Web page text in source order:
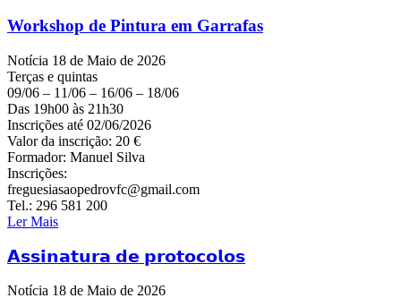
Workshop de Pintura em Garrafas
Notícia 18 de Maio de 2026
Terças e quintas
09/06 – 11/06 – 16/06 – 18/06
Das 19h00 às 21h30
Inscrições até 02/06/2026
Valor da inscrição: 20 €
Formador: Manuel Silva
Inscrições:
freguesiasaopedrovfc@gmail.com
Tel.: 296 581 200
Ler Mais
𝗔𝘀𝘀𝗶𝗻𝗮𝘁𝘂𝗿𝗮 𝗱𝗲 𝗽𝗿𝗼𝘁𝗼𝗰𝗼𝗹𝗼𝘀
Notícia 18 de Maio de 2026